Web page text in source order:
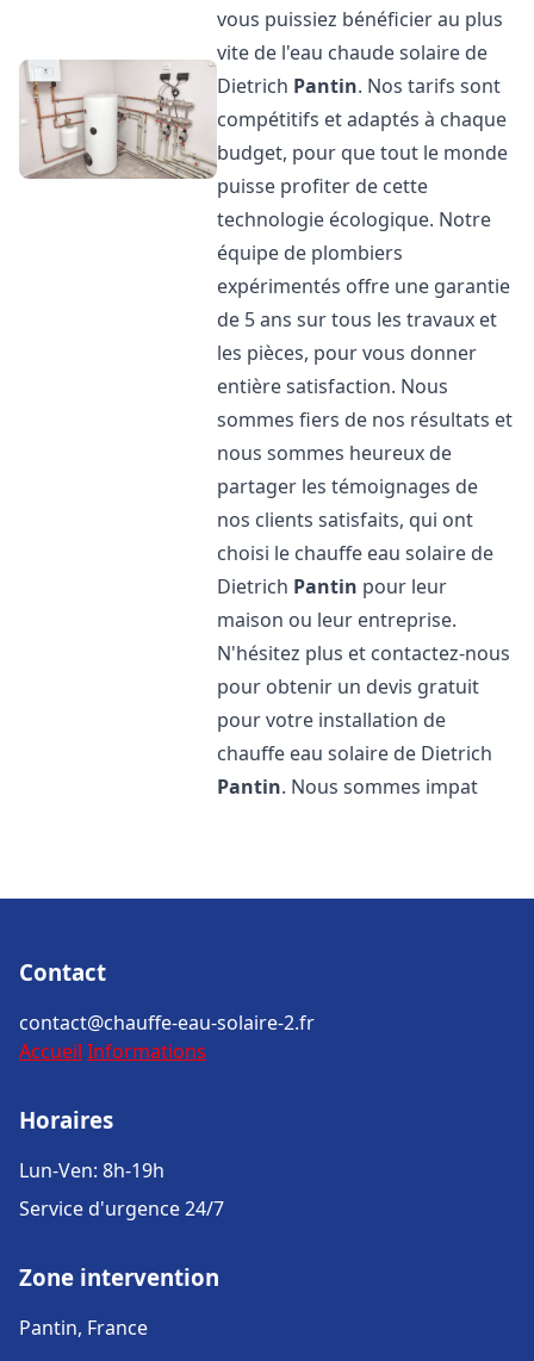
vous puissiez bénéficier au plus
vite de l'eau chaude solaire de
Dietrich Pantin. Nos tarifs sont
compétitifs et adaptés à chaque
budget, pour que tout le monde
puisse profiter de cette
technologie écologique. Notre
équipe de plombiers
expérimentés offre une garantie
de 5 ans sur tous les travaux et
les pièces, pour vous donner
entière satisfaction. Nous
sommes fiers de nos résultats et
nous sommes heureux de
partager les témoignages de
nos clients satisfaits, qui ont
choisi le chauffe eau solaire de
Dietrich Pantin pour leur
maison ou leur entreprise.
N'hésitez plus et contactez-nous
pour obtenir un devis gratuit
pour votre installation de
chauffe eau solaire de Dietrich
Pantin. Nous sommes impat
Contact
contact@chauffe-eau-solaire-2.fr
Accueil Informations
Horaires
Lun-Ven: 8h-19h
Service d'urgence 24/7
Zone intervention
Pantin, France